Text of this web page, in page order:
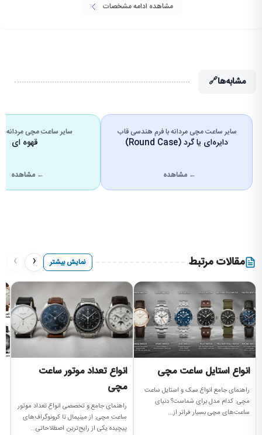
مشاهده ادامه مشخصات
مشابه‌ها🔗
سایر ساعت مچی مردانه با فرم هندسی قاب
دایره‌ای یا گرد (Round Case)
← مشاهده
سایر ساعت مچی مردانه
قهوه ای
← مشاهده
مقالات مرتبط نمایش بیشتر ‹
›
انواع استایل ساعت مچی
راهنمای جامع انواع سبک و استایل ساعت
مچی: کدام مدل برای شماست؟ دنیای
ساعت‌های مچی بسیار فراتر از...
انواع تعداد موتور ساعت
مچی
راهنمای جامع و تخصصی انواع تعداد موتور
ساعت مچی: از مینیمال تا کرونوگراف‌های
پیچیده یکی از رایج‌ترین اصطلاحاتی...